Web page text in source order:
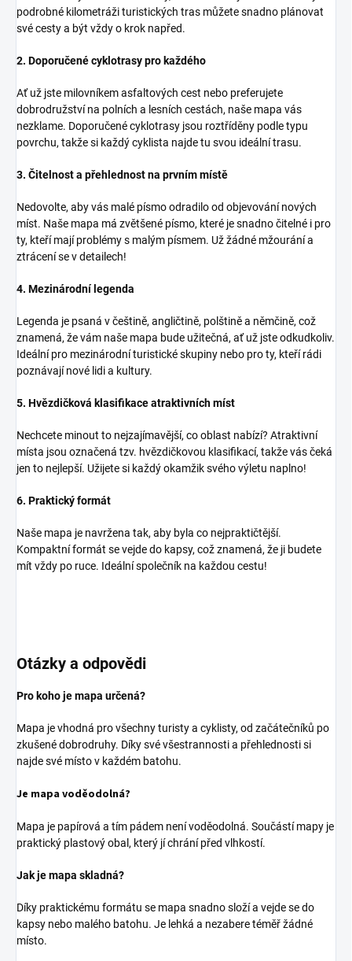
podrobné kilometráži turistických tras můžete snadno plánovat
své cesty a být vždy o krok napřed.
2. Doporučené cyklotrasy pro každého
Ať už jste milovníkem asfaltových cest nebo preferujete
dobrodružství na polních a lesních cestách, naše mapa vás
nezklame. Doporučené cyklotrasy jsou roztříděny podle typu
povrchu, takže si každý cyklista najde tu svou ideální trasu.
3. Čitelnost a přehlednost na prvním místě
Nedovolte, aby vás malé písmo odradilo od objevování nových
míst. Naše mapa má zvětšené písmo, které je snadno čitelné i pro
ty, kteří mají problémy s malým písmem. Už žádné mžourání a
ztrácení se v detailech!
4. Mezinárodní legenda
Legenda je psaná v češtině, angličtině, polštině a němčině, což
znamená, že vám naše mapa bude užitečná, ať už jste odkudkoliv.
Ideální pro mezinárodní turistické skupiny nebo pro ty, kteří rádi
poznávají nové lidi a kultury.
5. Hvězdičková klasifikace atraktivních míst
Nechcete minout to nejzajímavější, co oblast nabízí? Atraktivní
místa jsou označená tzv. hvězdičkovou klasifikací, takže vás čeká
jen to nejlepší. Užijete si každý okamžik svého výletu naplno!
6. Praktický formát
Naše mapa je navržena tak, aby byla co nejpraktičtější.
Kompaktní formát se vejde do kapsy, což znamená, že ji budete
mít vždy po ruce. Ideální společník na každou cestu!
Otázky a odpovědi
Pro koho je mapa určená?
Mapa je vhodná pro všechny turisty a cyklisty, od začátečníků po
zkušené dobrodruhy. Díky své všestrannosti a přehlednosti si
najde své místo v každém batohu.
Je mapa voděodolná?
Mapa je papírová a tím pádem není voděodolná. Součástí mapy je
praktický plastový obal, který jí chrání před vlhkostí.
Jak je mapa skladná?
Díky praktickému formátu se mapa snadno složí a vejde se do
kapsy nebo malého batohu. Je lehká a nezabere téměř žádné
místo.